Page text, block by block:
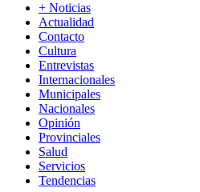
+ Noticias
Actualidad
Contacto
Cultura
Entrevistas
Internacionales
Municipales
Nacionales
Opinión
Provinciales
Salud
Servicios
Tendencias